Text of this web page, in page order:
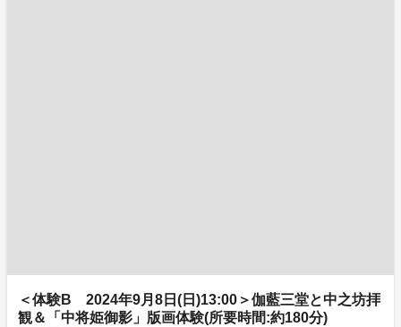
＜体験B 2024年9月8日(日)13:00＞伽藍三堂と中之坊拝
観＆「中将姫御影」版画体験(所要時間:約180分)